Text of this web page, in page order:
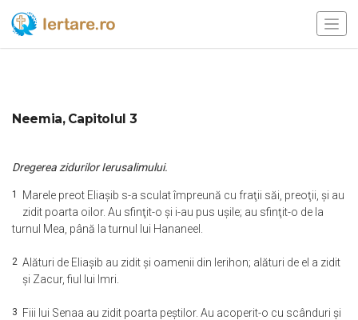
Neemia, Capitolul 3
Dregerea zidurilor Ierusalimului.
1 Marele preot Eliaşib s-a sculat împreună cu fraţii săi, preoţii, şi au
zidit poarta oilor. Au sfinţit-o şi i-au pus uşile; au sfinţit-o de la
turnul Mea, până la turnul lui Hananeel.
2 Alături de Eliaşib au zidit şi oamenii din Ierihon; alături de el a zidit
şi Zacur, fiul lui Imri.
3 Fiii lui Senaa au zidit poarta peştilor. Au acoperit-o cu scânduri şi